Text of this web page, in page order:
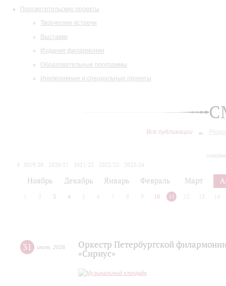
Просветительские проекты
Творческие встречи
Выставки
Издания филармонии
Образовательные программы
Инклюзивные и специальные проекты
Все публикации
2019/20 2020/21 2021/22 2022/23
2023/24
Ноябрь Декабрь Январь Февраль Март
2 3 4 5 6 7 8 9 10 11 12 13 14
31 июля 2026
Оркестр Петербургской
«Сириус»